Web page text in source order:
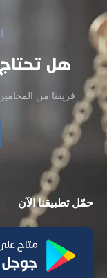
هل
فريقنا من
حمّل تطبيقنا الآن